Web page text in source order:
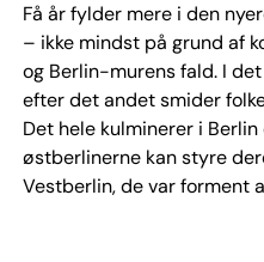
Få år fylder mere i den
– ikke mindst på grund af
og Berlin-murens fald. I
efter det andet smider
Det hele kulminerer i
østberlinerne kan styre
Vestberlin, de var forment